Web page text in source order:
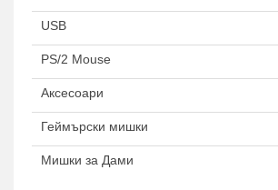
USB
PS/2 Mouse
Аксесоари
Геймърски мишки
Мишки за Дами